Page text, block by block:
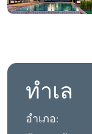
ทำเล
อำเภอ: